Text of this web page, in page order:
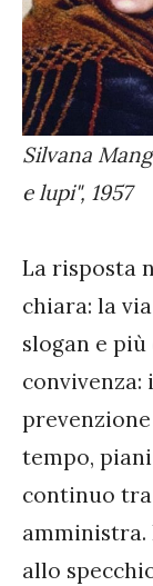
Silvana
e lupi", 1957
La risposta
chiara: la
slogan e
convivenza:
tempo,
continuo
allo